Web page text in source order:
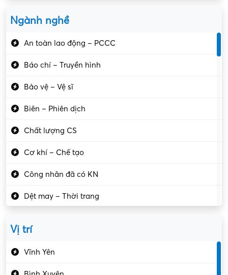
Ngành nghề
An toàn lao động – PCCC
Báo chí – Truyền hình
Bảo vệ – Vệ sĩ
Biên – Phiên dịch
Chất lượng CS
Cơ khí – Chế tạo
Công nhân đã có KN
Dệt may – Thời trang
Vị trí
Vĩnh Yên